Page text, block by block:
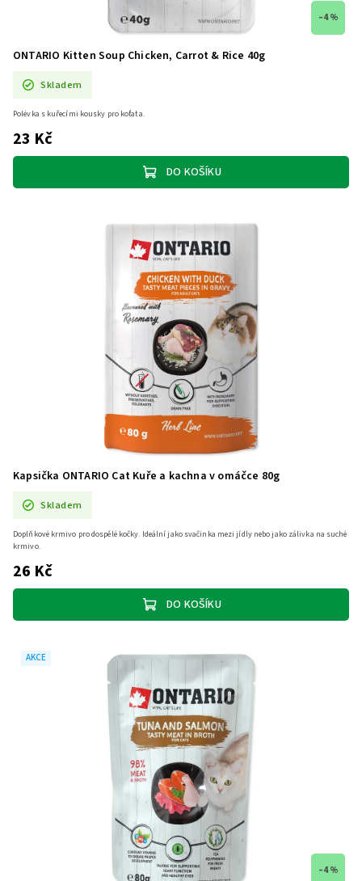
–4 %
ONTARIO Kitten Soup Chicken, Carrot & Rice 40g
Skladem
23 Kč
DO KOŠÍKU
Polévka s kuřecími kousky pro koťata.
Kapsička ONTARIO Cat Kuře a kachna v omáčce 80g
Skladem
26 Kč
DO KOŠÍKU
Doplňkové krmivo pro dospělé kočky. Ideální jako svačinka mezi jídly nebo jako zálivka na suché
krmivo.
AKCE
–4 %